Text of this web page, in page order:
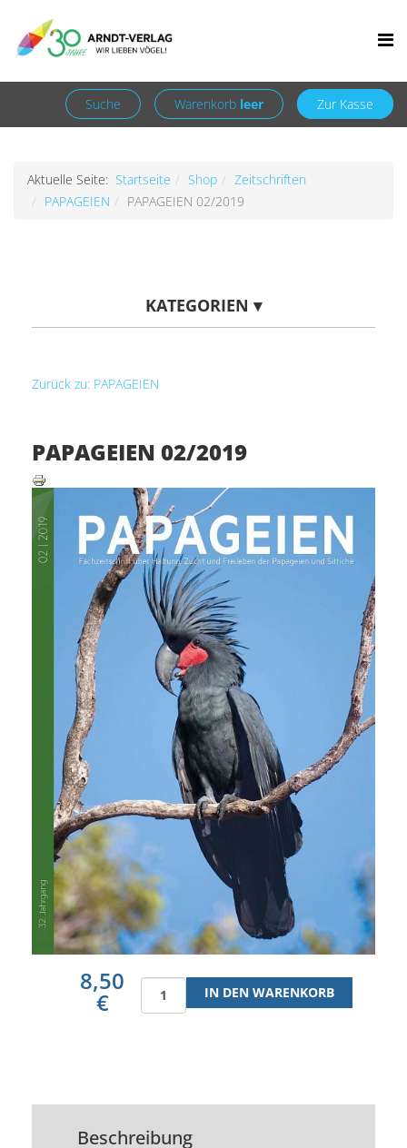
+49 7252 9707310
Anmelden
Registrieren
Suche
Warenkorb leer Zur Kasse
Aktuelle Seite: Startseite Shop
Zeitschriften
PAPAGEIEN
PAPAGEIEN 02/2019
KATEGORIEN ▾
Zurück zu: PAPAGEIEN
PAPAGEIEN 02/2019
8,50
€
Beschreibung